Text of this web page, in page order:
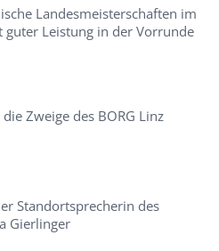
Landesmeisterschaften im
guter Leistung in der Vorrunde
Zweige des BORG Linz
Standortsprecherin des
Gierlinger